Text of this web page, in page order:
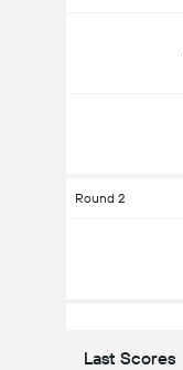
Round 2
Last Scores